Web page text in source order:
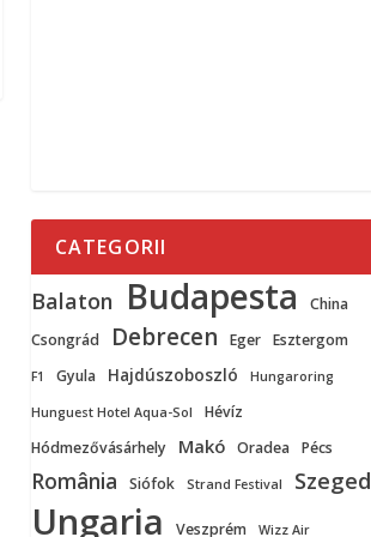
CATEGORII
Balaton Budapesta
China
Csongrád
Debrecen Eger Esztergom
F1 Gyula Hajdúszoboszló Hungaroring
Hunguest Hotel Aqua-Sol
Hévíz
Hódmezővásárhely
Makó Oradea Pécs
România Siófok Strand Festival Szeged
Ungaria Veszprém Wizz Air